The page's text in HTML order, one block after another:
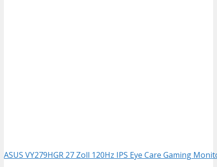
ASUS VY279HGR 27 Zoll 120Hz IPS Eye Care Gaming